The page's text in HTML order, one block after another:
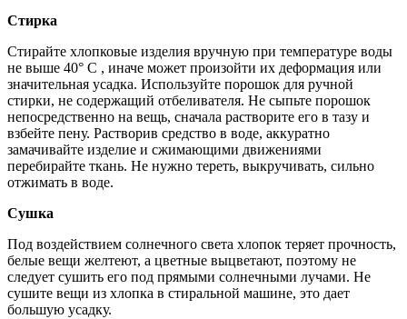
Стирка
Стирайте хлопковые изделия вручную при температуре воды
не выше 40° С , иначе может произойти их деформация или
значительная усадка. Используйте порошок для ручной
стирки, не содержащий отбеливателя. Не сыпьте порошок
непосредственно на вещь, сначала растворите его в тазу и
взбейте пену. Растворив средство в воде, аккуратно
замачивайте изделие и сжимающими движениями
перебирайте ткань. Не нужно тереть, выкручивать, сильно
отжимать в воде.
Сушка
Под воздействием солнечного света хлопок теряет прочность,
белые вещи желтеют, а цветные выцветают, поэтому не
следует сушить его под прямыми солнечными лучами. Не
сушите вещи из хлопка в стиральной машине, это дает
большую усадку.